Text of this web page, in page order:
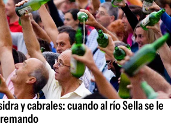
y cabrales: cuando al río Sella se le